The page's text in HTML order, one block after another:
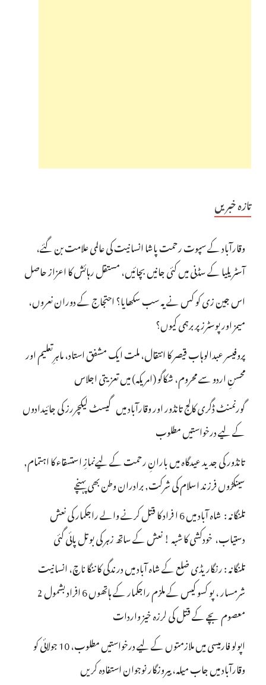
تازہ خبریں
وقارآباد کے سپوت رحمت پاشا انسانیت کی عالمی علامت بن گئے،
آسٹریلیا کے سڈنی میں کئی جانیں بچائیں، مستقل رہائش کا اعزاز حاصل
اس جین زی کو کس نے یہ سب سکھایا؟ احتجاج کے دوران نعروں،
میمز اور پوسٹرز پر برہمی کیوں؟
پروفیسر عبدالوہاب قیصر کا انتقال، ملت ایک مشفق استاد، ماہرِتعلیم اور
محسنِ اردو سے محروم، شکاگو (امریکہ) میں تعزیتی اجلاس
گورنمنٹ ڈگری کالج تانڈور اور وقارآباد میں گیسٹ لیکچررز کی جائیدادوں
کے لیے درخواستیں مطلوب
تانڈور کی جدید عیدگاہ میں بارانِ رحمت کے لیےنمازِ استسقاء کا اہتمام,
سینکڑوں فرزند اسلام کی شرکت, برادران وطن بھی پہنچے
تلنگانہ : شاہ آباد میں 6 ا فراد کا قتل کرنے والے راجکمار کی نعش
دستیاب، خودکشی کا شبہ ! نعش کے ساتھ زہر کی بوتل پائی گئی
تلنگانہ : رنگاریڈی ضلع کے شاہ آباد میں درندگی کا ننگا ناچ، انسانیت
شرمسار ، پو کسو کیس کے ملزم راجکمار کے ہاتھوں 6 افراد بشمول 2
معصوم بچے کے قتل کی لرزہ خیز واردات
اپولو فارمیسی میں ملازمتوں کے لیے درخواستیں مطلوب، 10 جولائی کو
وقارآباد میں جاب میلہ، بیروزگار نوجوان استفادہ کریں